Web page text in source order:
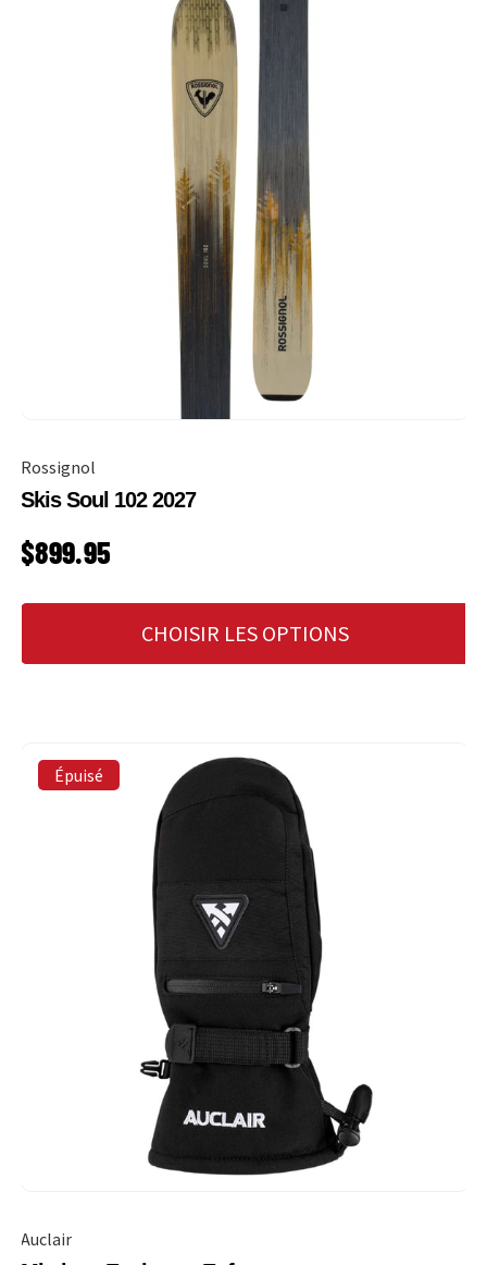
Rossignol
Skis Soul 102 2027
PRIX HABITUEL
$899.95
CHOISIR LES OPTIONS
Épuisé
Auclair